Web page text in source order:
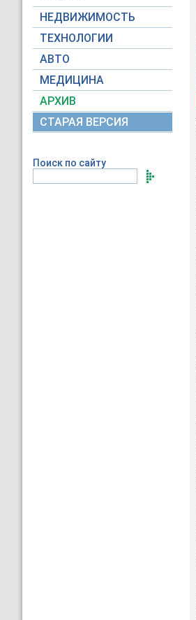
НЕДВИЖИМОСТЬ
ТЕХНОЛОГИИ
АВТО
МЕДИЦИНА
АРХИВ
СТАРАЯ ВЕРСИЯ
Поиск по сайту